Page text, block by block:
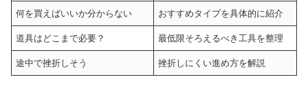
何を買えばいいか分からない おすすめタイプを具体的に紹介
道具はどこまで必要？ 最低限そろえるべき工具を整理
途中で挫折しそう 挫折しにくい進め方を解説